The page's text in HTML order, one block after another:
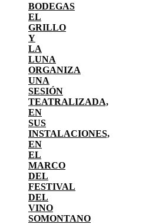
BODEGAS
EL
GRILLO
Y
LA
LUNA
ORGANIZA
UNA
SESIÓN
TEATRALIZADA,
EN
SUS
INSTALACIONES,
EN
EL
MARCO
DEL
FESTIVAL
DEL
VINO
SOMONTANO